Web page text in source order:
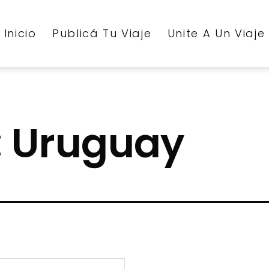
Inicio Publicá Tu Viaje Unite A Un Viaje
Uruguay